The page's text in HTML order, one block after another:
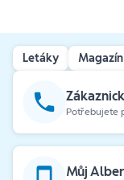
Letáky Magazín
Potřebujete
Můj